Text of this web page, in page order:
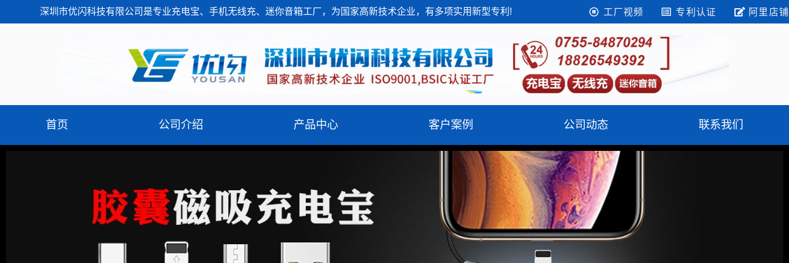
深圳市优闪科技有限公司是专业充电宝、手机无线充、迷你音箱工厂，为国家高新技术企业，有多项实用新型专利! 工厂视频 专利认证 阿里店铺
首页 公司介绍 产品中心 客户案例 公司动态 联系我们